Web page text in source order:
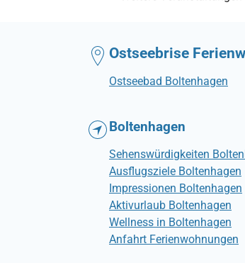
Ostseebrise
Ostseebad Boltenhagen
Boltenhagen
Sehenswürdigkeiten
Ausflugsziele Boltenhagen
Impressionen Boltenhagen
Aktivurlaub Boltenhagen
Wellness in Boltenhagen
Anfahrt Ferienwohnungen